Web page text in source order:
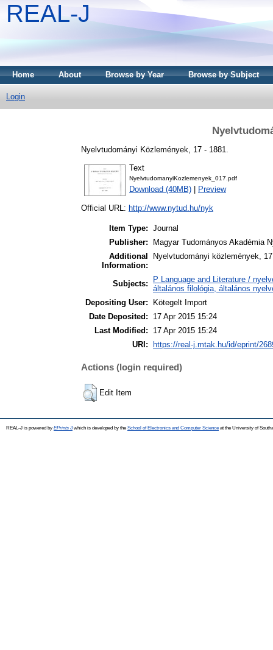
REAL-J
Home About Browse by Year Browse by Subject
Login
Nyelvtudományi Közlemények, 17 - 1881.
Text
NyelvtudomanyiKozlemenyek_017.pdf
Download (40MB) Preview
Official URL: http://www.nytud.hu/nyk
Item Type: Journal
Publisher:
Magyar Tudományos Akadémia
Additional
Information:
Nyelvtudományi közlemények,
Subjects:
P Language and Literature /
általános filológia, általános
Depositing User:
Kötegelt Import
Date Deposited:
17 Apr 2015 15:24
Last Modified:
17 Apr 2015 15:24
URI:
https://real-j.mtak.hu/id/eprint/
Actions (login required)
Edit Item
REAL-J is powered by EPrints 3which is developed by the School of Electronics and Computer Science at the University of